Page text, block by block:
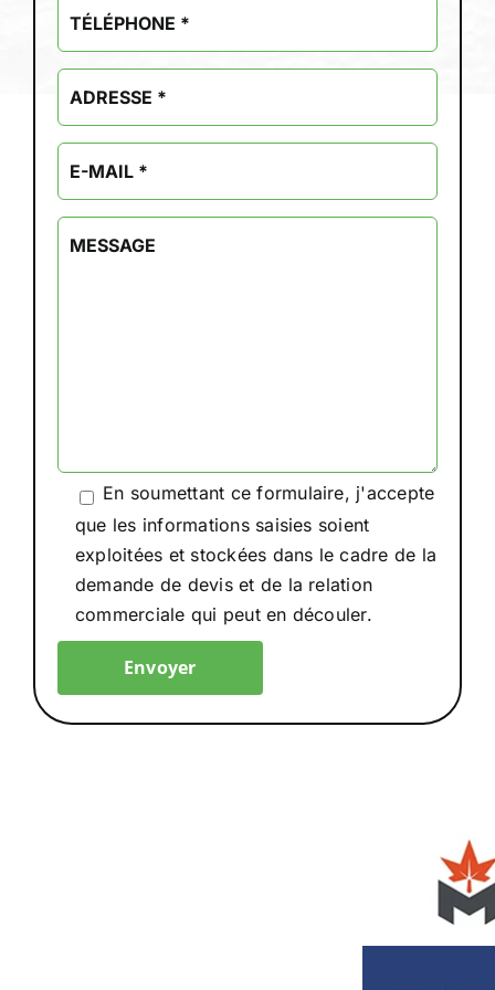
En soumettant ce formulaire, j'accepte
que les informations saisies soient
exploitées et stockées dans le cadre de la
demande de devis et de la relation
commerciale qui peut en découler.